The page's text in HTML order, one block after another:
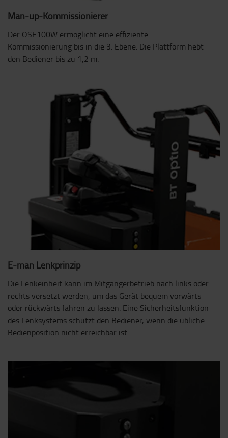
Man-up-Kommissionierer
Der OSE100W ermöglicht eine effiziente
Kommissionierung bis in die 3. Ebene. Die Plattform hebt
den Bediener bis zu 1,2 m.
E-man Lenkprinzip
Die Lenkeinheit kann im Mitgängerbetrieb nach links oder
rechts versetzt werden, um das Gerät bequem vorwärts
oder rückwärts fahren zu lassen. Eine Sicherheitsfunktion
des Lenksystems schützt den Bediener, wenn die übliche
Bedienposition nicht erreichbar ist.